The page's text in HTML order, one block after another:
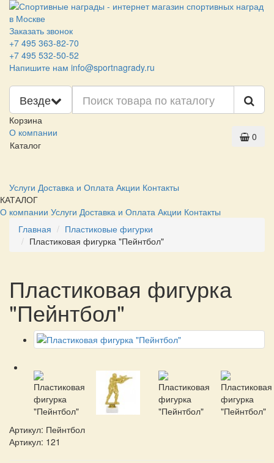
Заказать звонок
+7 495 363-82-70
+7 495 532-50-52
Напишите нам info@sportnagrady.ru
Везде
Корзина
0
О компании
Каталог
Услуги Доставка и Оплата Акции Контакты
КАТАЛОГ
О компании Услуги Доставка и Оплата Акции Контакты
Главная
Пластиковые фигурки
Пластиковая фигурка "Пейнтбол"
Пластиковая фигурка
"Пейнтбол"
Артикул: Пейнтбол
Артикул: 121